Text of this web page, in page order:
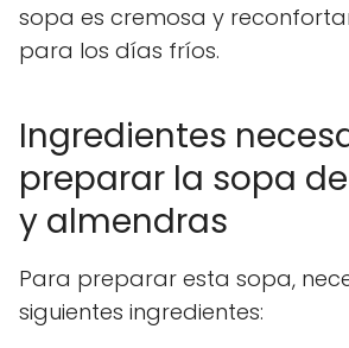
sopa es cremosa y
para los días fríos.
Ingredientes
preparar la sopa
y almendras
Para preparar esta sopa,
siguientes ingredientes: